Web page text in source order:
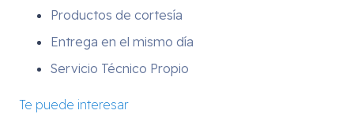
Productos de cortesía
Entrega en el mismo día
Servicio Técnico Propio
Te puede interesar